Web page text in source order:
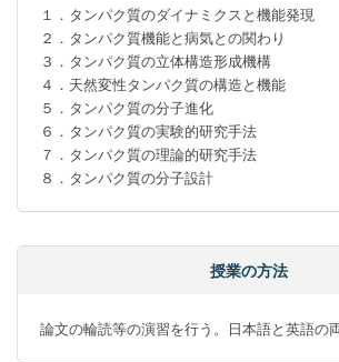
１．タンパク質のダイナミクスと機能発現
２．タンパク質機能と病気との関わり
３．タンパク質の立体構造形成機構
４．天然変性タンパク質の構造と機能
５．タンパク質の分子進化
６．タンパク質の実験的研究手法
７．タンパク質の理論的研究手法
８．タンパク質の分子設計
授業の方法
論文の輪読等の演習を行う。日本語と英語の